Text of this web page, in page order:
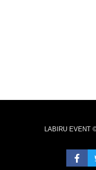
LABIRU EVENT